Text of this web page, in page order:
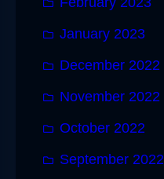
January 2023
December 2022
November 2022
October 2022
September 2022